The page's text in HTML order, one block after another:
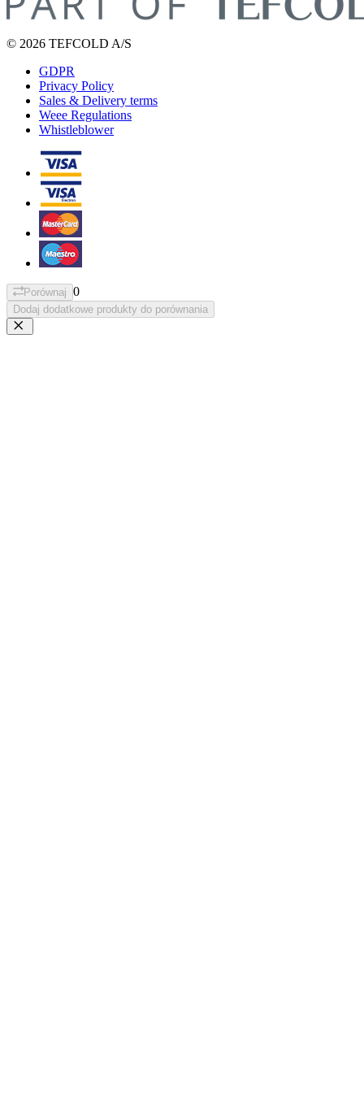
© 2026 TEFCOLD A/S
GDPR
Privacy Policy
Sales & Delivery terms
Weee Regulations
Whistleblower
Porównaj 0
Dodaj dodatkowe produkty do porównania